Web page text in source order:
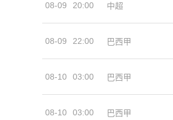
08-09 20:00 中超
08-09 22:00 巴西甲
08-10 03:00 巴西甲
08-10 03:00 巴西甲